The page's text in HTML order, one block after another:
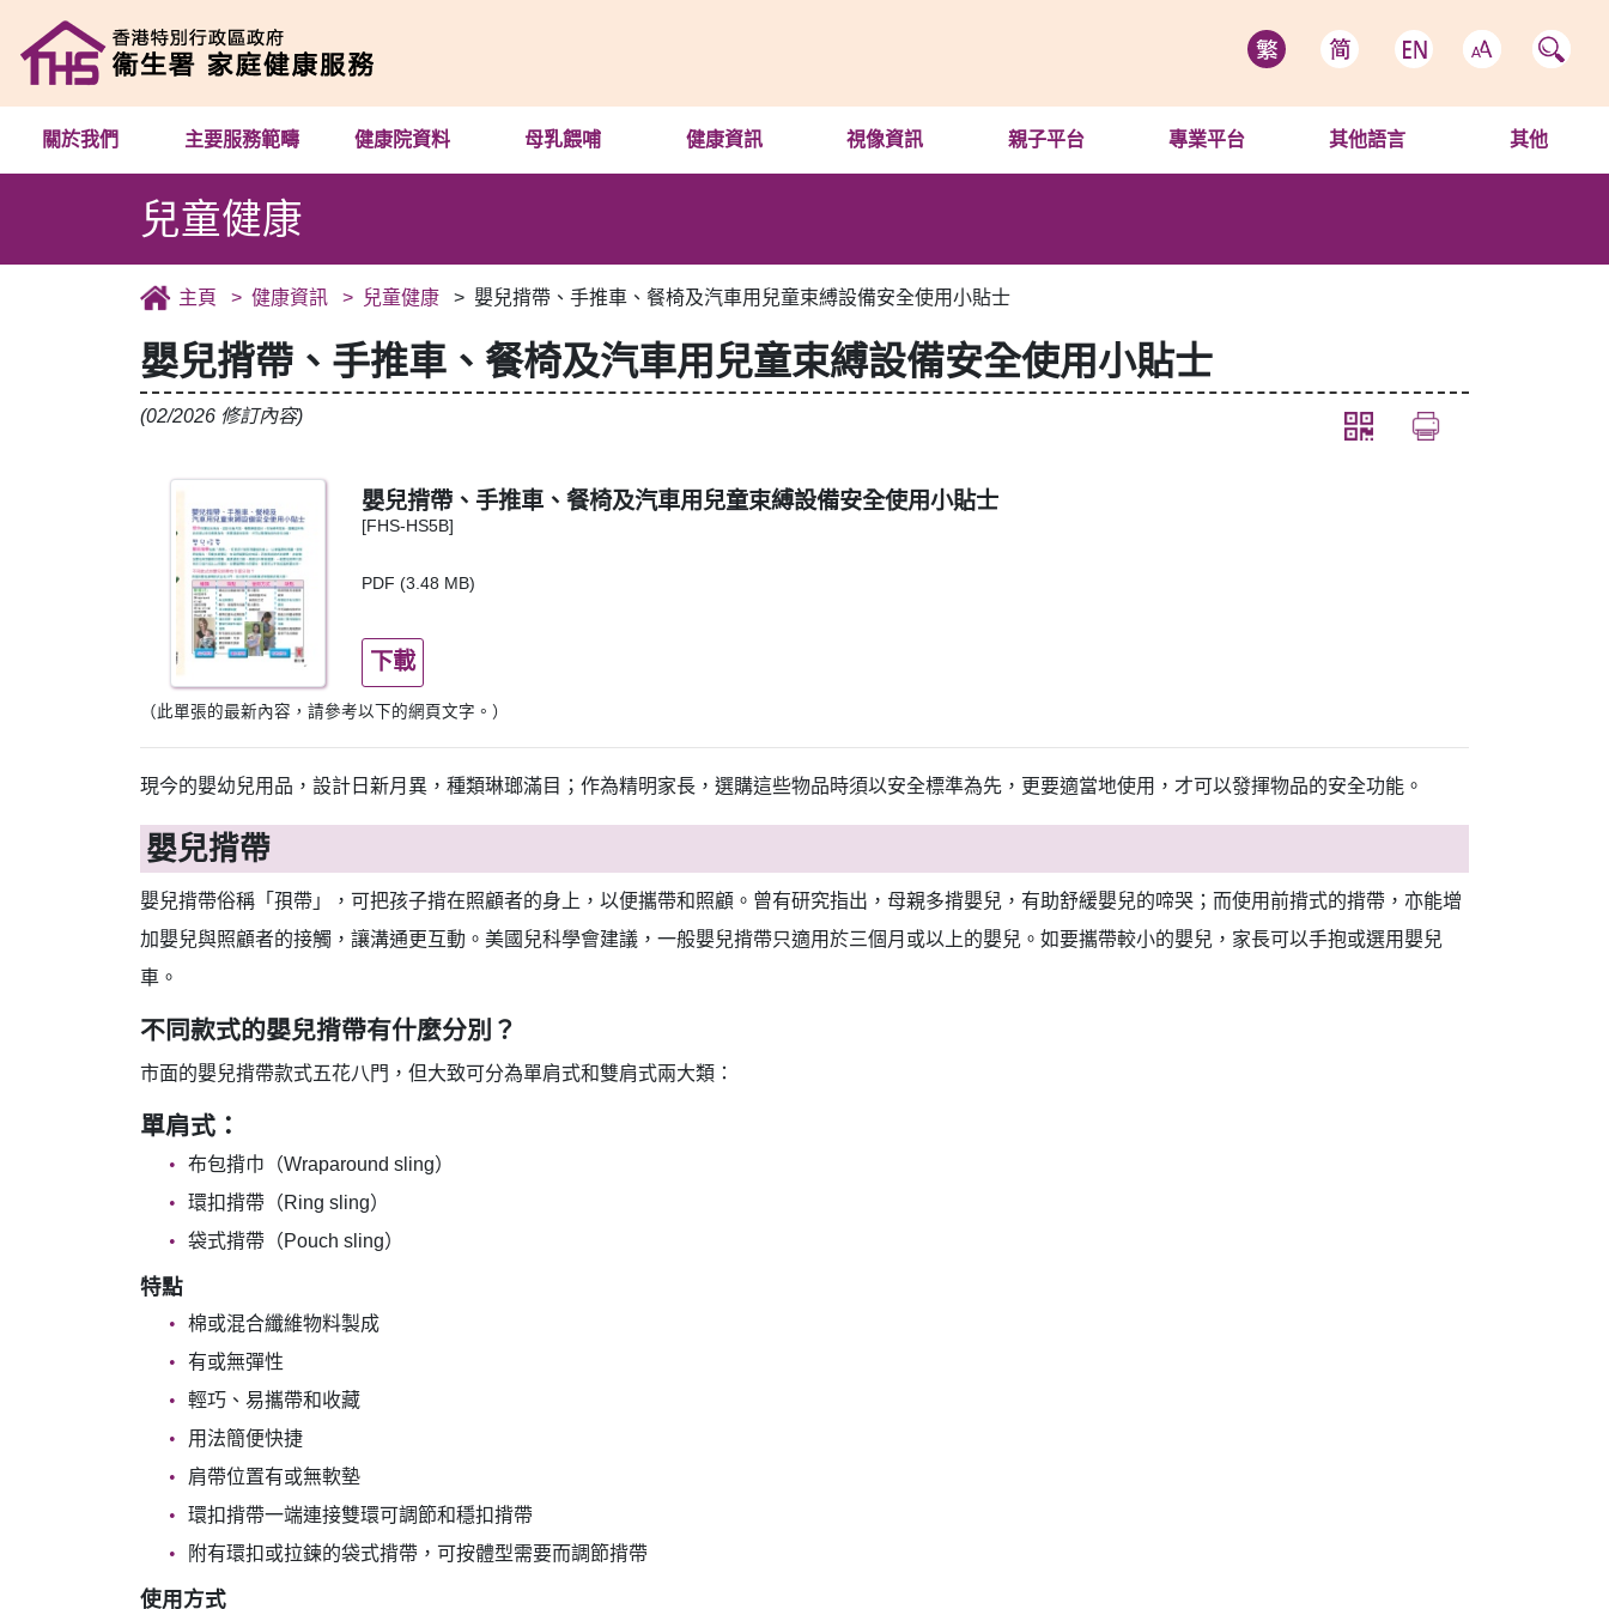
關於我們 主要服務範疇 健康院資料 母乳餵哺 健康資訊 視像資訊 親子平台 專業平台 其他語言 其他
兒童健康
主頁 健康資訊 兒童健康 嬰兒揹帶、手推車、餐椅及汽車用兒童束縛設備安全使用小貼士
嬰兒揹帶、手推車、餐椅及汽車用兒童束縛設備安全使用小貼士
(02/2026 修訂內容)
嬰兒揹帶、手推車、餐椅及汽車用兒童束縛設備安全使用小貼士
[FHS-HS5B]
PDF (3.48 MB)
下載
（此單張的最新內容，請參考以下的網頁文字。）
現今的嬰幼兒用品，設計日新月異，種類琳瑯滿目；作為精明家長，選購這些物品時須以安全標準為先，更要適當地使用，才可以發揮物品的安全功能。
嬰兒揹帶
嬰兒揹帶俗稱「孭帶」，可把孩子揹在照顧者的身上，以便攜帶和照顧。曾有研究指出，母親多揹嬰兒，有助舒緩嬰兒的啼哭；而使用前揹式的揹帶，亦能增
加嬰兒與照顧者的接觸，讓溝通更互動。美國兒科學會建議，一般嬰兒揹帶只適用於三個月或以上的嬰兒。如要攜帶較小的嬰兒，家長可以手抱或選用嬰兒
車。
不同款式的嬰兒揹帶有什麼分別？
市面的嬰兒揹帶款式五花八門，但大致可分為單肩式和雙肩式兩大類：
單肩式：
布包揹巾（Wraparound sling）
環扣揹帶（Ring sling）
袋式揹帶（Pouch sling）
特點
棉或混合纖維物料製成
有或無彈性
輕巧、易攜帶和收藏
用法簡便快捷
肩帶位置有或無軟墊
環扣揹帶一端連接雙環可調節和穩扣揹帶
附有環扣或拉鍊的袋式揹帶，可按體型需要而調節揹帶
使用方式